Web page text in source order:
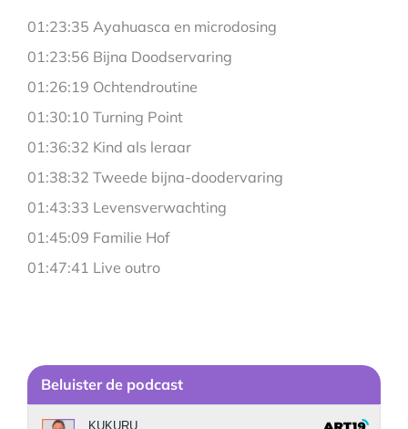
01:23:35 Ayahuasca en microdosing
01:23:56 Bijna Doodservaring
01:26:19 Ochtendroutine
01:30:10 Turning Point
01:36:32 Kind als leraar
01:38:32 Tweede bijna-doodervaring
01:43:33 Levensverwachting
01:45:09 Familie Hof
01:47:41 Live outro
Beluister de podcast